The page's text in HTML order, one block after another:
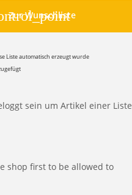
Zur Wunschliste
Liste automatisch erzeugt wurde
sein um Artikel einer Liste
shop first to be allowed to